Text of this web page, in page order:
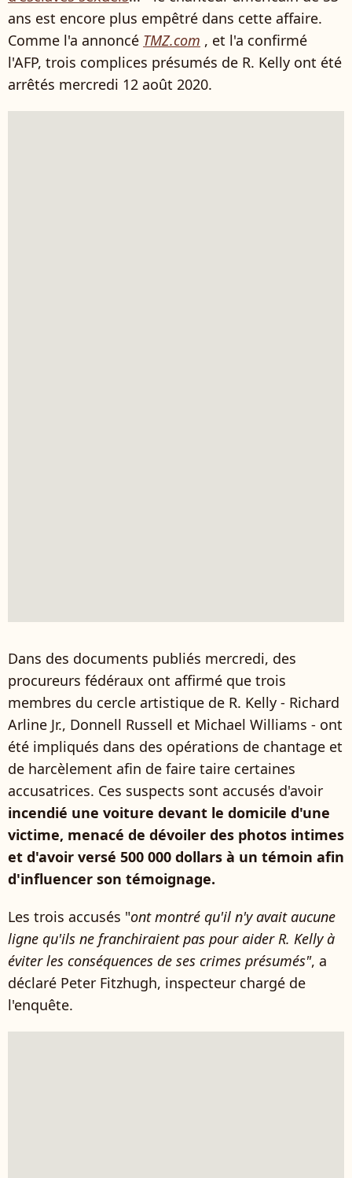
ans est encore plus empêtré dans cette affaire.
Comme l'a annoncé TMZ.com , et l'a confirmé
l'AFP, trois complices présumés de R. Kelly ont été
arrêtés mercredi 12 août 2020.
Dans des documents publiés mercredi, des
procureurs fédéraux ont affirmé que trois
membres du cercle artistique de R. Kelly - Richard
Arline Jr., Donnell Russell et Michael Williams - ont
été impliqués dans des opérations de chantage et
de harcèlement afin de faire taire certaines
accusatrices. Ces suspects sont accusés d'avoir
incendié une voiture devant le domicile d'une
victime, menacé de dévoiler des photos intimes
et d'avoir versé 500 000 dollars à un témoin afin
d'influencer son témoignage.
Les trois accusés "ont montré qu'il n'y avait aucune
ligne qu'ils ne franchiraient pas pour aider R. Kelly à
éviter les conséquences de ses crimes présumés", a
déclaré Peter Fitzhugh, inspecteur chargé de
l'enquête.